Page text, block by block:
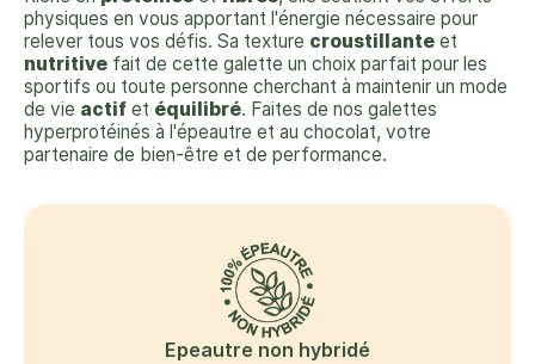
physiques en vous apportant l'énergie nécessaire pour
relever tous vos défis. Sa texture croustillante et
nutritive fait de cette galette un choix parfait pour les
sportifs ou toute personne cherchant à maintenir un mode
de vie actif et équilibré. Faites de nos galettes
hyperprotéinés à l'épeautre et au chocolat, votre
partenaire de bien-être et de performance.
Epeautre non hybridé